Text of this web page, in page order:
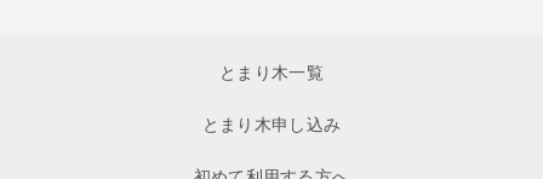
とまり木一覧
とまり木申し込み